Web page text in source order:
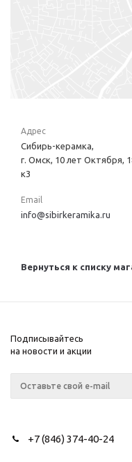
Адрес
Сибирь-керамка,
г. Омск, 10 лет Октября,
к3
Email
info@sibirkeramika.ru
Вернуться к списку
Подписывайтесь
на новости и акции
+7 (846) 374-40-24